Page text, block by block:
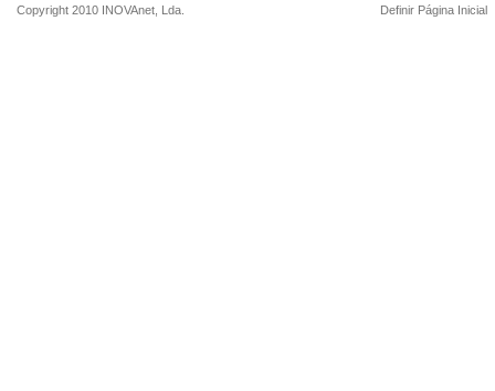
Copyright 2010 INOVAnet , Lda. Definir Página Inicial